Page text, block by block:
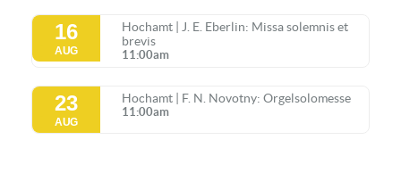
16
AUG
Hochamt | J. E. Eberlin: Missa solemnis et
brevis
11:00am
23
AUG
Hochamt | F. N. Novotny: Orgelsolomesse
11:00am